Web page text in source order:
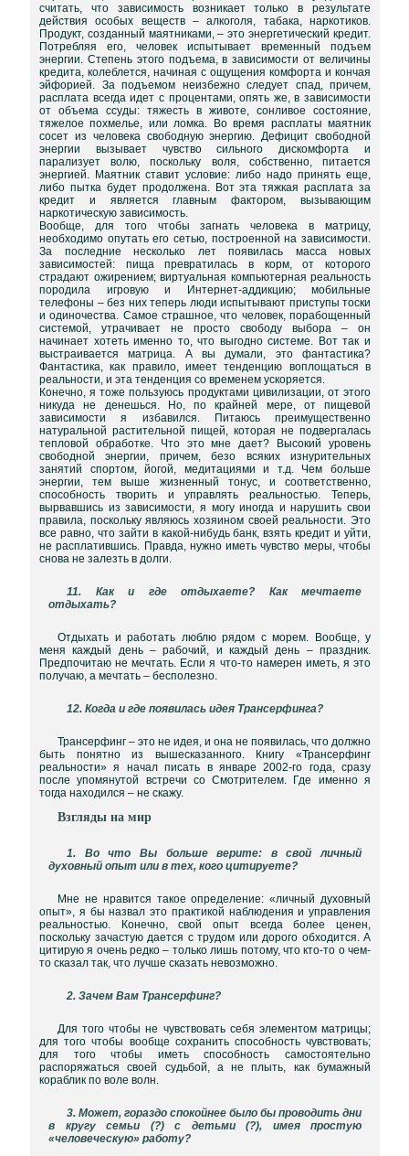
считать, что зависимость возникает только в результате
действия особых веществ – алкоголя, табака, наркотиков.
Продукт, созданный маятниками, – это энергетический кредит.
Потребляя его, человек испытывает временный подъем
энергии. Степень этого подъема, в зависимости от величины
кредита, колеблется, начиная с ощущения комфорта и кончая
эйфорией. За подъемом неизбежно следует спад, причем,
расплата всегда идет с процентами, опять же, в зависимости
от объема ссуды: тяжесть в животе, сонливое состояние,
тяжелое похмелье, или ломка. Во время расплаты маятник
сосет из человека свободную энергию. Дефицит свободной
энергии вызывает чувство сильного дискомфорта и
парализует волю, поскольку воля, собственно, питается
энергией. Маятник ставит условие: либо надо принять еще,
либо пытка будет продолжена. Вот эта тяжкая расплата за
кредит и является главным фактором, вызывающим
наркотическую зависимость.
Вообще, для того чтобы загнать человека в матрицу,
необходимо опутать его сетью, построенной на зависимости.
За последние несколько лет появилась масса новых
зависимостей: пища превратилась в корм, от которого
страдают ожирением; виртуальная компьютерная реальность
породила игровую и Интернет-аддикцию; мобильные
телефоны – без них теперь люди испытывают приступы тоски
и одиночества. Самое страшное, что человек, порабощенный
системой, утрачивает не просто свободу выбора – он
начинает хотеть именно то, что выгодно системе. Вот так и
выстраивается матрица. А вы думали, это фантастика?
Фантастика, как правило, имеет тенденцию воплощаться в
реальности, и эта тенденция со временем ускоряется.
Конечно, я тоже пользуюсь продуктами цивилизации, от этого
никуда не денешься. Но, по крайней мере, от пищевой
зависимости я избавился. Питаюсь преимущественно
натуральной растительной пищей, которая не подвергалась
тепловой обработке. Что это мне дает? Высокий уровень
свободной энергии, причем, безо всяких изнурительных
занятий спортом, йогой, медитациями и т.д. Чем больше
энергии, тем выше жизненный тонус, и соответственно,
способность творить и управлять реальностью. Теперь,
вырвавшись из зависимости, я могу иногда и нарушить свои
правила, поскольку являюсь хозяином своей реальности. Это
все равно, что зайти в какой-нибудь банк, взять кредит и уйти,
не расплатившись. Правда, нужно иметь чувство меры, чтобы
снова не залезть в долги.
11. Как и где отдыхаете? Как мечтаете
отдыхать?
Отдыхать и работать люблю рядом с морем. Вообще, у
меня каждый день – рабочий, и каждый день – праздник.
Предпочитаю не мечтать. Если я что-то намерен иметь, я это
получаю, а мечтать – бесполезно.
12. Когда и где появилась идея Трансерфинга?
Трансерфинг – это не идея, и она не появилась, что должно
быть понятно из вышесказанного. Книгу «Трансерфинг
реальности» я начал писать в январе 2002-го года, сразу
после упомянутой встречи со Смотрителем. Где именно я
тогда находился – не скажу.
Взгляды на мир
1. Во что Вы больше верите: в свой личный
духовный опыт или в тех, кого цитируете?
Мне не нравится такое определение: «личный духовный
опыт», я бы назвал это практикой наблюдения и управления
реальностью. Конечно, свой опыт всегда более ценен,
поскольку зачастую дается с трудом или дорого обходится. А
цитирую я очень редко – только лишь потому, что кто-то о чем-
то сказал так, что лучше сказать невозможно.
2. Зачем Вам Трансерфинг?
Для того чтобы не чувствовать себя элементом матрицы;
для того чтобы вообще сохранить способность чувствовать;
для того чтобы иметь способность самостоятельно
распоряжаться своей судьбой, а не плыть, как бумажный
кораблик по воле волн.
3. Может, гораздо спокойнее было бы проводить дни
в кругу семьи (?) с детьми (?), имея простую
«человеческую» работу?